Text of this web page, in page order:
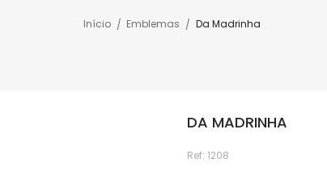
Início Emblemas Da Madrinha
DA MADRINHA
Ref: 1208